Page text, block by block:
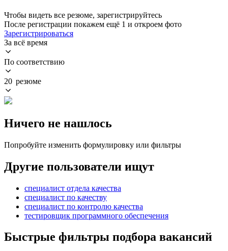
Чтобы видеть все резюме, зарегистрируйтесь
После регистрации покажем ещё 1 и откроем фото
Зарегистрироваться
За всё время
По соответствию
20 резюме
Ничего не нашлось
Попробуйте изменить формулировку или фильтры
Другие пользователи ищут
специалист отдела качества
специалист по качеству
специалист по контролю качества
тестировщик программного обеспечения
Быстрые фильтры подбора вакансий